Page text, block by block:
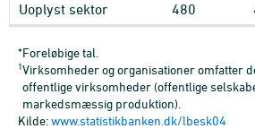
Uoplyst sektor 480
*Foreløbige tal.
1Virksomheder og organisationer omfatter
offentlige virksomheder (offentlige
markedsmæssig produktion).
Kilde:www.statistikbanken.dk/lbesk04